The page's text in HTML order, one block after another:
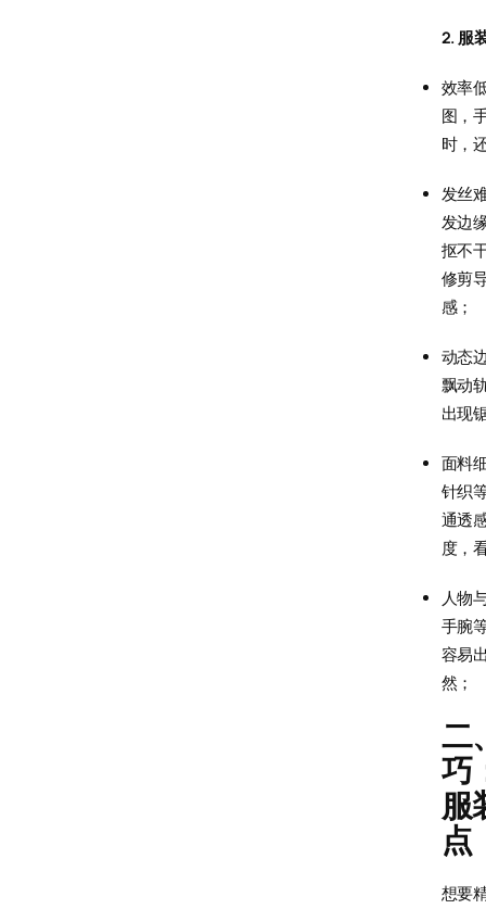
2. 服
效率
图，
时，
发丝
发边
抠不
修剪
感；
动态
飘动
出现
面料
针织
通透
度，
人物
手腕
容易
然；
二
巧
服
点
想要